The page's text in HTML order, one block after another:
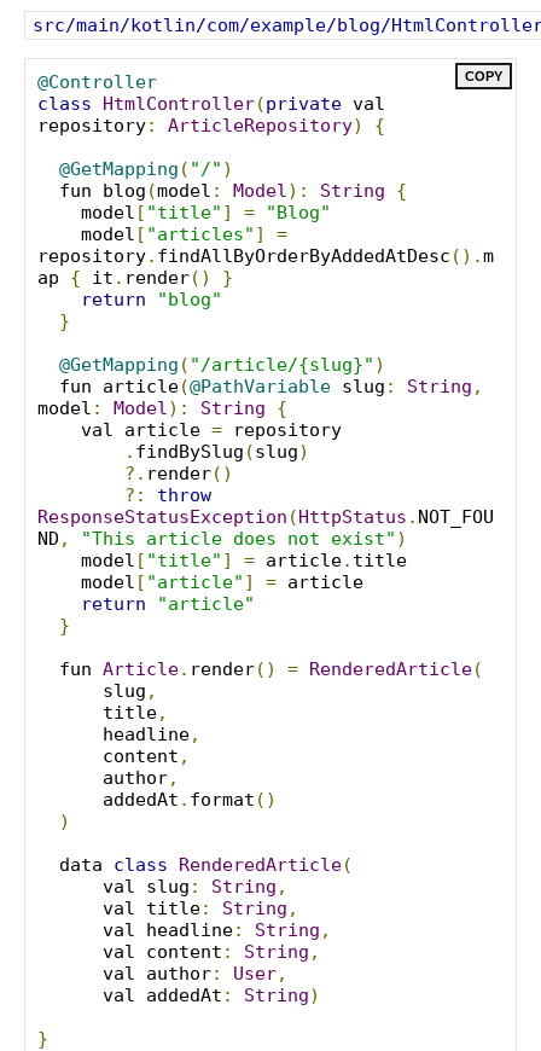
src/main/kotlin/com/example/blog/
@Controller
class
HtmlController(private val
repository: ArticleRepository)
{
@GetMapping ( "/" )
  fun blog
(model : Model): String
{
    model
[ "title" ] =
"Blog"
    model
[ "articles" ]
=
repository. findAllByOrderByAddedAtDesc ().m
ap { it . render()
}
return
"blog"
}
@GetMapping ( "/article/{slug}" )
  fun article
(@PathVariable slug : String ,
model : Model): String
{
    val article
= repository
. findBySlug (slug)
?. render()
?:
throw
ResponseStatusException (HttpStatus . NOT_FOU
ND , "This article does not exist" )
    model
[ "title" ] = article. title
    model
[ "article" ] = article
return
"article"
}
  fun
Article. render() = RenderedArticle(
      slug
,
      title
,
      headline
,
      content
,
      author
,
      addedAt
. format ()
)
  data
class RenderedArticle(
      val slug
: String ,
      val title
: String ,
      val headline
: String ,
      val content
: String ,
      val author
: User,
      val addedAt
: String)
}
COPY